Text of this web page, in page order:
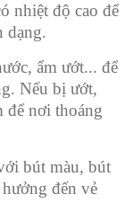
nhiệt độ cao để
dạng.
ẩm ướt... để
Nếu bị ướt,
để nơi thoáng
bút màu, bút
đến vẻ